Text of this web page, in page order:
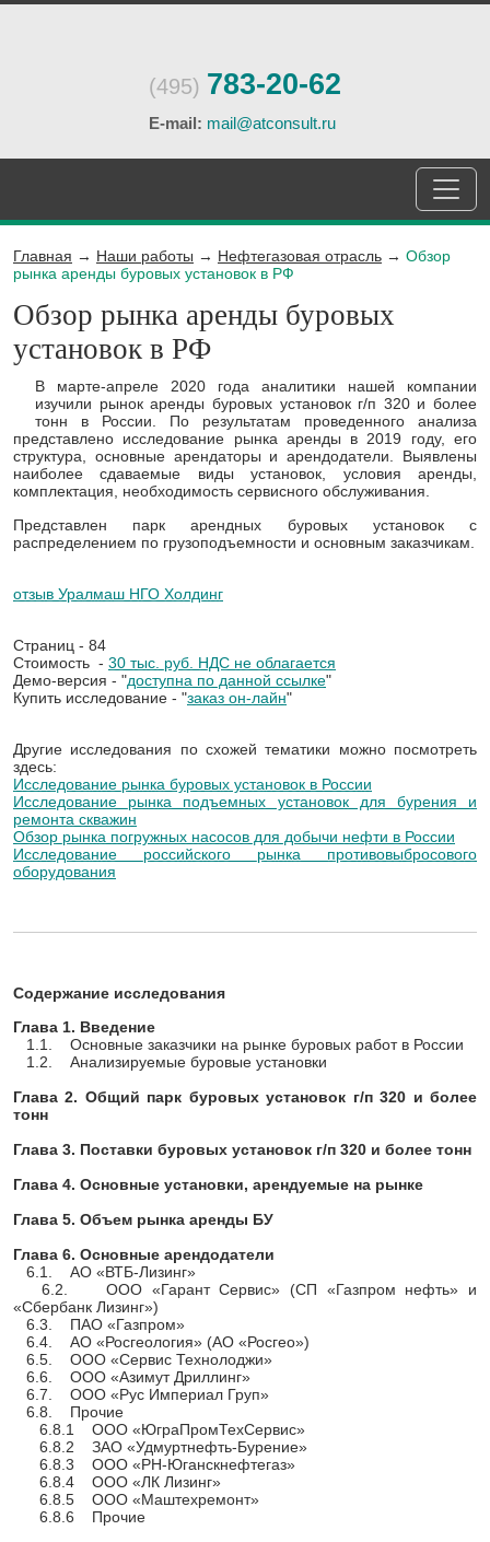
(495) 783-20-62
E-mail: mail@atconsult.ru
Главная → Наши работы → Нефтегазовая отрасль → Обзор
рынка аренды буровых установок в РФ
Обзор рынка аренды буровых
установок в РФ
В марте-апреле 2020 года аналитики нашей компании
изучили рынок аренды буровых установок г/п 320 и более
тонн в России. По результатам проведенного анализа
представлено исследование рынка аренды в 2019 году, его
структура, основные арендаторы и арендодатели. Выявлены
наиболее сдаваемые виды установок, условия аренды,
комплектация, необходимость сервисного обслуживания.
Представлен парк арендных буровых установок с
распределением по грузоподъемности и основным заказчикам.
отзыв Уралмаш НГО Холдинг
Страниц - 84
Стоимость - 30 тыс. руб. НДС не облагается
Демо-версия - "доступна по данной ссылке"
Купить исследование - "заказ он-лайн"
Другие исследования по схожей тематики можно посмотреть
здесь:
Исследование рынка буровых установок в России
Исследование рынка подъемных установок для бурения и
ремонта скважин
Обзор рынка погружных насосов для добычи нефти в России
Исследование российского рынка противовыбросового
оборудования
Содержание исследования
Глава 1. Введение
1.1. Основные заказчики на рынке буровых работ в России
1.2. Анализируемые буровые установки
Глава 2. Общий парк буровых установок г/п 320 и более
тонн
Глава 3. Поставки буровых установок г/п 320 и более тонн
Глава 4. Основные установки, арендуемые на рынке
Глава 5. Объем рынка аренды БУ
Глава 6. Основные арендодатели
6.1. АО «ВТБ-Лизинг»
6.2. ООО «Гарант Сервис» (СП «Газпром нефть» и
«Сбербанк Лизинг»)
6.3. ПАО «Газпром»
6.4. АО «Росгеология» (АО «Росгео»)
6.5. ООО «Сервис Технолоджи»
6.6. ООО «Азимут Дриллинг»
6.7. ООО «Рус Империал Груп»
6.8. Прочие
6.8.1 ООО «ЮграПромТехСервис»
6.8.2 ЗАО «Удмуртнефть-Бурение»
6.8.3 ООО «РН-Юганскнефтегаз»
6.8.4 ООО «ЛК Лизинг»
6.8.5 ООО «Маштехремонт»
6.8.6 Прочие